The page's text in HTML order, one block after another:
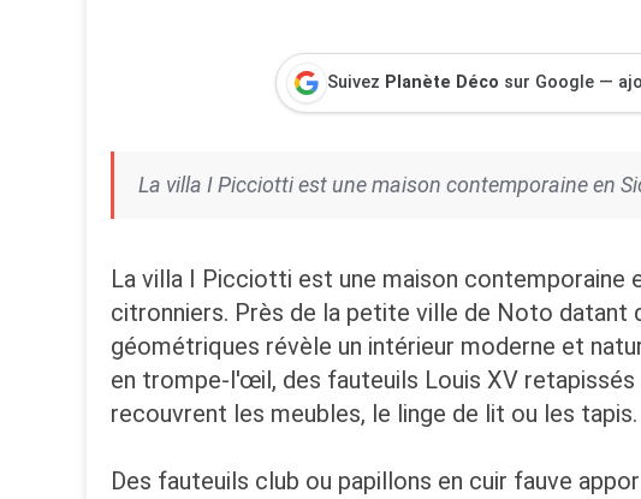
Suivez Planète Déco sur Google —
La villa I Picciotti est une maison contemporaine en
La villa I Picciotti est une maison contemporaine
citronniers. Près de la petite ville de Noto datant
géométriques révèle un intérieur moderne et
en trompe-l'œil, des fauteuils Louis XV
recouvrent les meubles, le linge de lit ou les tapis.
Des fauteuils club ou papillons en cuir fauve